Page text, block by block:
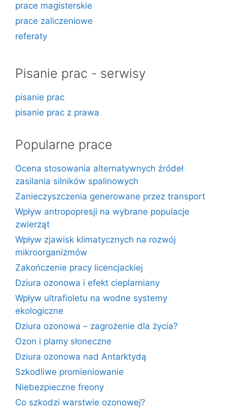
prace magisterskie
prace zaliczeniowe
referaty
Pisanie prac - serwisy
pisanie prac
pisanie prac z prawa
Popularne prace
Ocena stosowania alternatywnych źródeł
zasilania silników spalinowych
Zanieczyszczenia generowane przez transport
Wpływ antropopresji na wybrane populacje
zwierząt
Wpływ zjawisk klimatycznych na rozwój
mikroorganizmów
Zakończenie pracy licencjackiej
Dziura ozonowa i efekt cieplarniany
Wpływ ultrafioletu na wodne systemy
ekologiczne
Dziura ozonowa – zagrożenie dla życia?
Ozon i plamy słoneczne
Dziura ozonowa nad Antarktydą
Szkodliwe promieniowanie
Niebezpieczne freony
Co szkodzi warstwie ozonowej?